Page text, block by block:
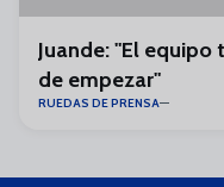
Juande: "El equipo
de empezar"
RUEDAS DE PRENSA